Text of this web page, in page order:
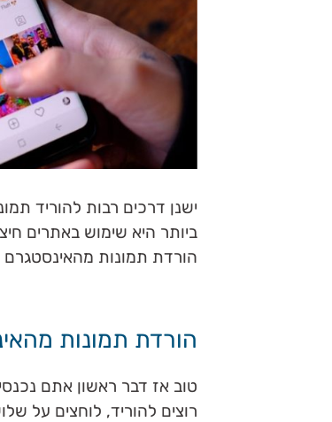
ישנן דרכים רבות להוריד
ביותר היא שימוש באתרים
הורדת תמונות מהאינסטגרם
הורדת תמונות
טוב אז דבר ראשון אתם
רוצים להוריד, לוחצים על